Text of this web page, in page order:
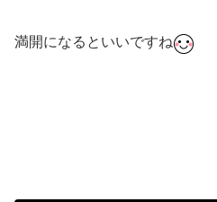
満開になるといいですね